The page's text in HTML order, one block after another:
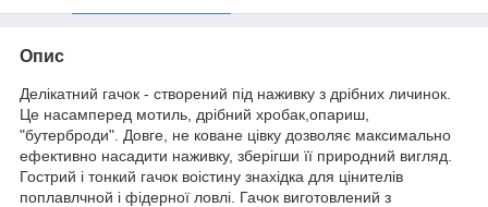
Опис
Делікатний гачок - створений під наживку з дрібних личинок.
Це насамперед мотиль, дрібний хробак,опариш,
"бутерброди". Довге, не коване цівку дозволяє максимально
ефективно насадити наживку, зберігши її природний вигляд.
Гострий і тонкий гачок воістину знахідка для цінителів
поплавлчной і фідерної ловлі. Гачок виготовлений з